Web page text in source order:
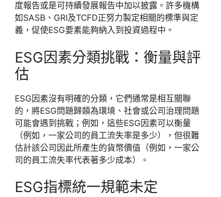
度報告或是可持續發展報告中加以披露。許多機構
如SASB、GRI及TCFD正努力製定相關的標準與定
義，促使ESG要素能夠納入到投資過程中。
ESG因素分類挑戰：衡量與評
估
ESG因素沒有明確的分類，它們通常是相互關聯
的，將ESG問題歸類為環境、社會或公司治理問題
可能會遇到挑戰；例如，這些ESG因素可以衡量
（例如，一家公司的員工流失率是多少），但很難
估計該公司因此所產生的貨幣價值（例如，一家公
司的員工流失率代表著多少成本）。
ESG指標統一規範未定